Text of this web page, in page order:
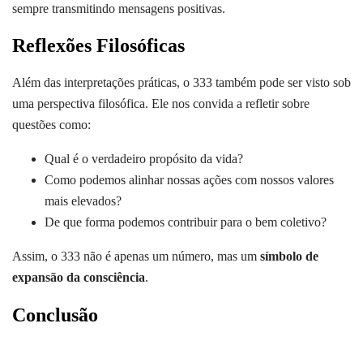
sempre transmitindo mensagens positivas.
Reflexões Filosóficas
Além das interpretações práticas, o 333 também pode ser visto sob
uma perspectiva filosófica. Ele nos convida a refletir sobre
questões como:
Qual é o verdadeiro propósito da vida?
Como podemos alinhar nossas ações com nossos valores
mais elevados?
De que forma podemos contribuir para o bem coletivo?
Assim, o 333 não é apenas um número, mas um símbolo de
expansão da consciência.
Conclusão